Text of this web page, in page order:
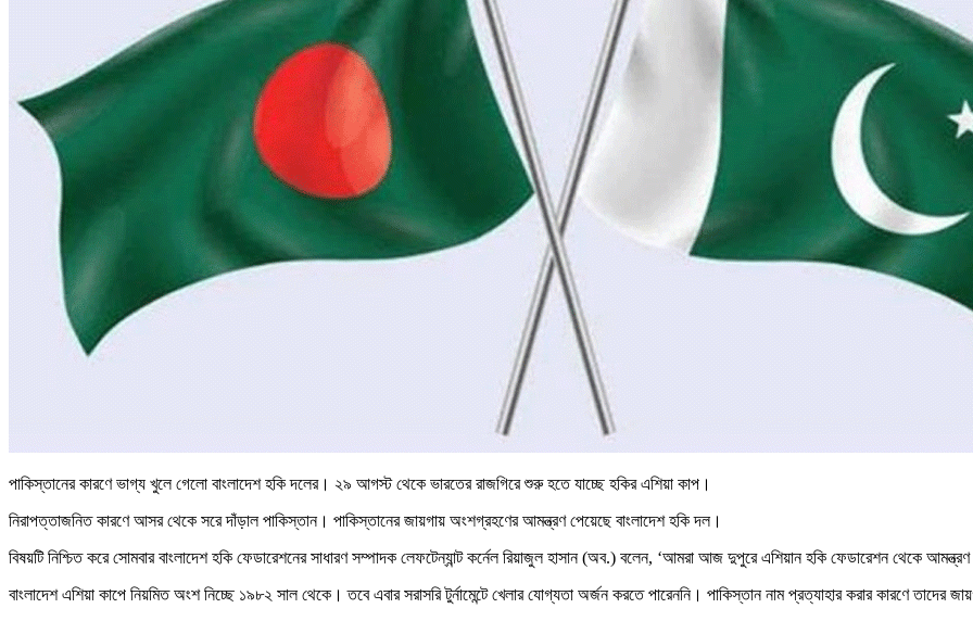
পাকিস্তানের কারণে ভাগ্য খুলে গেলো বাংলাদেশ হকি দলের। ২৯ আগস্ট থেকে ভারতের রাজগিরে শুরু হতে যাচ্ছে হকির এশিয়া কাপ।
নিরাপত্তাজনিত কারণে আসর থেকে সরে দাঁড়াল পাকিস্তান। পাকিস্তানের জায়গায় অংশগ্রহণের আমন্ত্রণ পেয়েছে বাংলাদেশ হকি দল।
বিষয়টি নিশ্চিত করে সোমবার বাংলাদেশ হকি ফেডারেশনের সাধারণ সম্পাদক লেফটেন্যান্ট কর্নেল রিয়াজুল হাসান (অব.) বলেন, ‘আমরা আজ দুপুরে এশিয়ান হকি ফেডারেশন থেকে
বাংলাদেশ এশিয়া কাপে নিয়মিত অংশ নিচ্ছে ১৯৮২ সাল থেকে। তবে এবার সরাসরি টুর্নামেন্টে খেলার যোগ্যতা অর্জন করতে পারেননি। পাকিস্তান নাম প্রত্যাহার করার কারণে তাদের